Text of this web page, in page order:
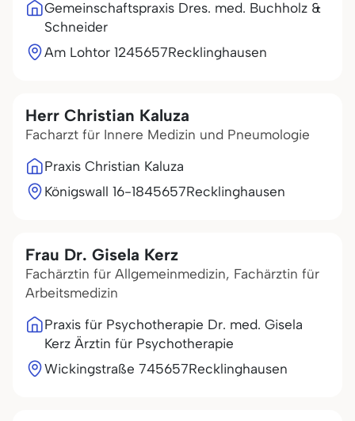
Gemeinschaftspraxis Dres. med. Buchholz &
Schneider
Am Lohtor 1245657Recklinghausen
Herr Christian Kaluza
Facharzt für Innere Medizin und Pneumologie
Praxis Christian Kaluza
Königswall 16-1845657Recklinghausen
Frau Dr. Gisela Kerz
Fachärztin für Allgemeinmedizin, Fachärztin für
Arbeitsmedizin
Praxis für Psychotherapie Dr. med. Gisela
Kerz Ärztin für Psychotherapie
Wickingstraße 745657Recklinghausen